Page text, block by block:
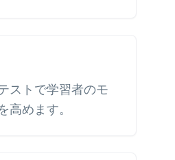
ストで学習者のモ
高めます。